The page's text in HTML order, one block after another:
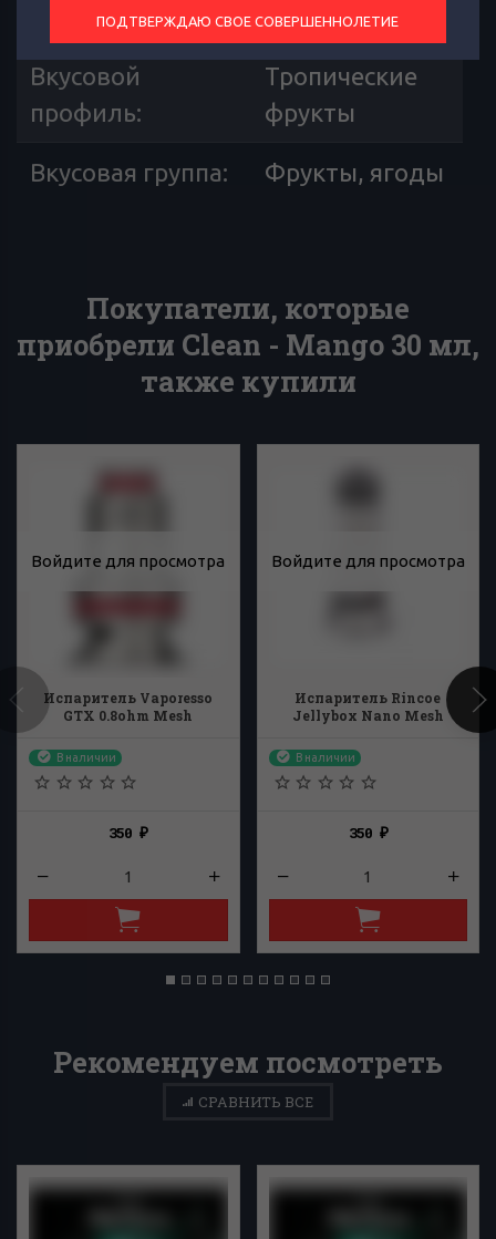
Вкусовой
профиль:
Тропические
фрукты
Вкусовая группа: Фрукты, ягоды
Покупатели, которые
приобрели Clean - Mango 30 мл,
также купили
Войдите для просмотра
Испаритель Vaporesso
GTX 0.8ohm Mesh
В наличии
350₽
Войдите для просмотра
Испаритель Rincoe
Jellybox Nano Mesh
В наличии
350 ₽
Рекомендуем посмотреть
СРАВНИТЬ ВСЕ
ПОДТВЕРЖДАЮ СВОЕ СОВЕРШЕННОЛЕТИЕ